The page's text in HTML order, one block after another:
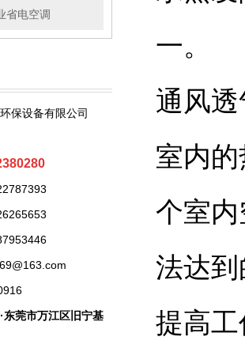
省电空调
保设备有限公司
东莞市万江区旧宁基
一。
通风
室内
个室
法达
提高